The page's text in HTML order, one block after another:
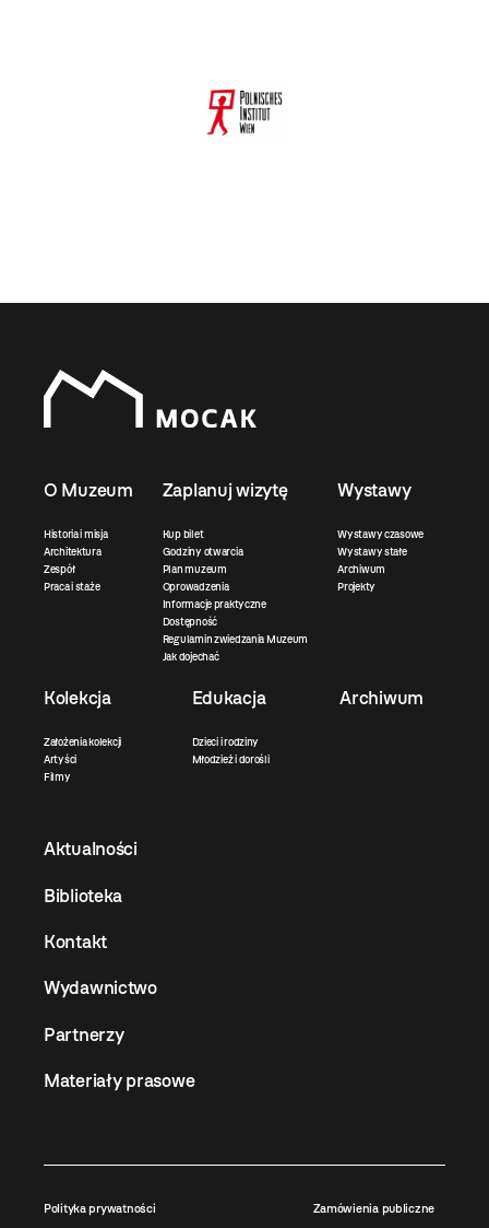
O Muzeum
Historia i misja
Architektura
Zespół
Praca i staże
Zaplanuj wizytę
Kup bilet
Godziny otwarcia
Plan muzeum
Oprowadzenia
Informacje praktyczne
Dostępność
Regulamin zwiedzania Muzeum
Jak dojechać
Wystawy
Wystawy czasowe
Wystawy stałe
Archiwum
Projekty
Kolekcja
Założenia kolekcji
Artyści
Filmy
Edukacja
Dzieci i rodziny
Młodzież i dorośli
Archiwum
Aktualności
Biblioteka
Kontakt
Wydawnictwo
Partnerzy
Materiały prasowe
Polityka prywatności Zamówienia publiczne